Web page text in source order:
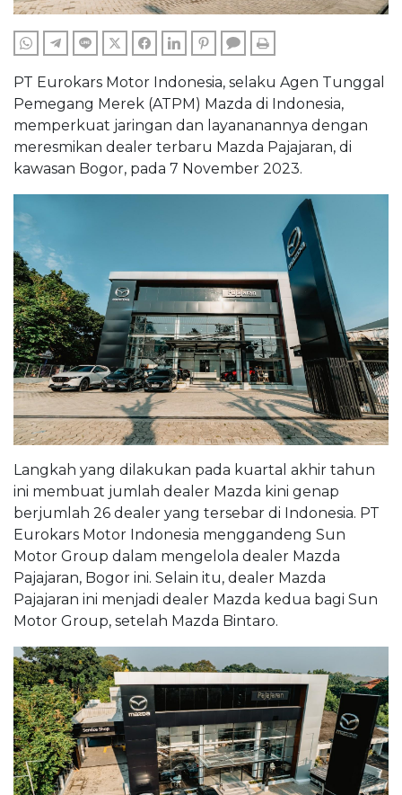
WHATSAPPTELEGRAM
LINE TWITTERFACEBOOKLINKEDINPINTERESTCOMMENTS
PT Eurokars Motor Indonesia, selaku Agen Tunggal
Pemegang Merek (ATPM) Mazda di Indonesia,
memperkuat jaringan dan layananannya dengan
meresmikan dealer terbaru Mazda Pajajaran, di
kawasan Bogor, pada 7 November 2023.
Langkah yang dilakukan pada kuartal akhir tahun
ini membuat jumlah dealer Mazda kini genap
berjumlah 26 dealer yang tersebar di Indonesia. PT
Eurokars Motor Indonesia menggandeng Sun
Motor Group dalam mengelola dealer Mazda
Pajajaran, Bogor ini. Selain itu, dealer Mazda
Pajajaran ini menjadi dealer Mazda kedua bagi Sun
Motor Group, setelah Mazda Bintaro.